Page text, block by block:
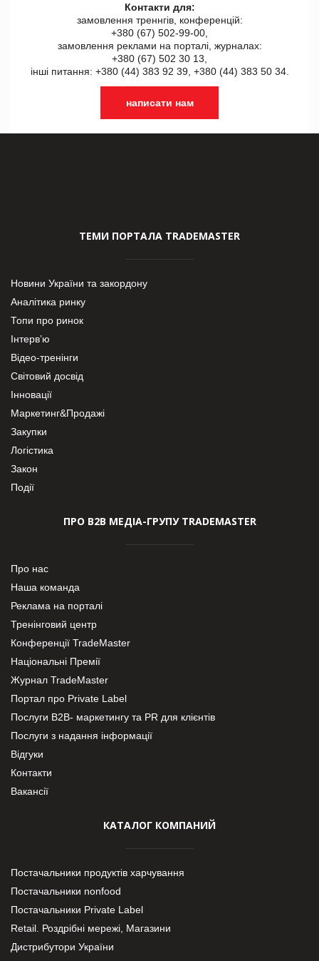
Контакти для:
замовлення треннгів, конференцій:
+380 (67) 502-99-00,
замовлення реклами на порталі, журналах:
+380 (67) 502 30 13,
інші питання: +380 (44) 383 92 39, +380 (44) 383 50 34.
написати нам
ТЕМИ ПОРТАЛА TRADEMASTER
Новини України та закордону
Аналітика ринку
Топи про ринок
Інтерв’ю
Відео-тренінги
Світовий досвід
Інновації
Маркетинг&Продажі
Закупки
Логістика
Закон
Події
ПРО В2В МЕДІА-ГРУПУ TRADEMASTER
Про нас
Наша команда
Реклама на порталі
Тренінговий центр
Конференції TradeMaster
Національні Премії
Журнал TradeMaster
Портал про Private Label
Послуги В2В- маркетингу та PR для клієнтів
Послуги з надання інформації
Відгуки
Контакти
Вакансії
КАТАЛОГ КОМПАНИЙ
Постачальники продуктів харчування
Постачальники nonfood
Постачальники Private Label
Retail. Роздрібні мережі, Магазини
Дистрибутори України